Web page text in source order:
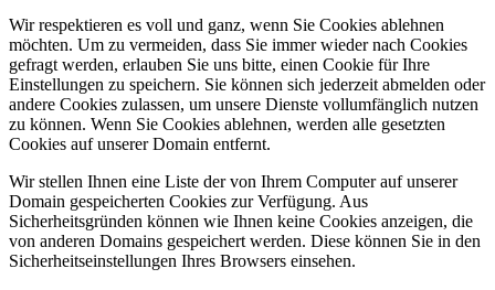
Wir respektieren es voll und ganz, wenn Sie Cookies ablehnen
möchten. Um zu vermeiden, dass Sie immer wieder nach Cookies
gefragt werden, erlauben Sie uns bitte, einen Cookie für Ihre
Einstellungen zu speichern. Sie können sich jederzeit abmelden oder
andere Cookies zulassen, um unsere Dienste vollumfänglich nutzen
zu können. Wenn Sie Cookies ablehnen, werden alle gesetzten
Cookies auf unserer Domain entfernt.
Wir stellen Ihnen eine Liste der von Ihrem Computer auf unserer
Domain gespeicherten Cookies zur Verfügung. Aus
Sicherheitsgründen können wie Ihnen keine Cookies anzeigen, die
von anderen Domains gespeichert werden. Diese können Sie in den
Sicherheitseinstellungen Ihres Browsers einsehen.